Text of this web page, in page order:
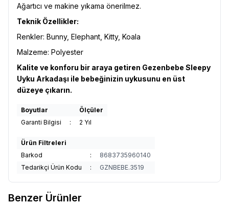
Ağartıcı ve makine yıkama önerilmez.
Teknik Özellikler:
Renkler: Bunny, Elephant, Kitty, Koala
Malzeme: Polyester
Kalite ve konforu bir araya getiren Gezenbebe Sleepy
Uyku Arkadaşı ile bebeğinizin uykusunu en üst
düzeye çıkarın.
Boyutlar
Ölçüler
Garanti Bilgisi
: 2 Yıl
Ürün Filtreleri
Barkod
:
8683735960140
Tedarikçi Ürün Kodu
: GZNBEBE.3519
Benzer Ürünler